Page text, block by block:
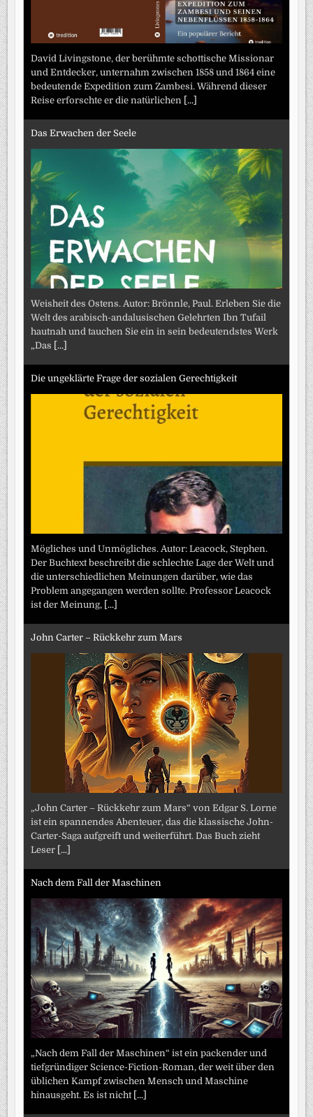
David Livingstone, der berühmte schottische Missionar
und Entdecker, unternahm zwischen 1858 und 1864 eine
bedeutende Expedition zum Zambesi. Während dieser
Reise erforschte er die natürlichen [...]
Das Erwachen der Seele
Weisheit des Ostens. Autor: Brönnle, Paul. Erleben Sie die
Welt des arabisch-andalusischen Gelehrten Ibn Tufail
hautnah und tauchen Sie ein in sein bedeutendstes Werk
„Das [...]
Die ungeklärte Frage der sozialen Gerechtigkeit
Mögliches und Unmögliches. Autor: Leacock, Stephen.
Der Buchtext beschreibt die schlechte Lage der Welt und
die unterschiedlichen Meinungen darüber, wie das
Problem angegangen werden sollte. Professor Leacock
ist der Meinung, [...]
John Carter – Rückkehr zum Mars
„John Carter – Rückkehr zum Mars“ von Edgar S. Lorne
ist ein spannendes Abenteuer, das die klassische John-
Carter-Saga aufgreift und weiterführt. Das Buch zieht
Leser [...]
Nach dem Fall der Maschinen
„Nach dem Fall der Maschinen“ ist ein packender und
tiefgründiger Science-Fiction-Roman, der weit über den
üblichen Kampf zwischen Mensch und Maschine
hinausgeht. Es ist nicht [...]